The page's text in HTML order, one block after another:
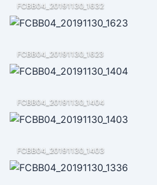
FCBB04_20191130_1632
FCBB04_20191130_1623
FCBB04_20191130_1404
FCBB04_20191130_1403